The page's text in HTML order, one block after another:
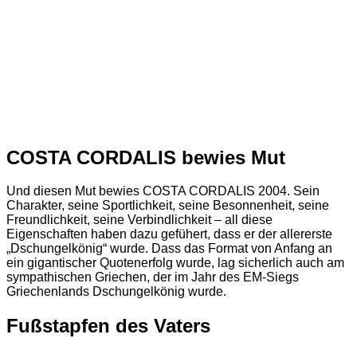
COSTA CORDALIS bewies Mut
Und diesen Mut bewies COSTA CORDALIS 2004. Sein
Charakter, seine Sportlichkeit, seine Besonnenheit, seine
Freundlichkeit, seine Verbindlichkeit – all diese
Eigenschaften haben dazu gefühert, dass er der allererste
„Dschungelkönig“ wurde. Dass das Format von Anfang an
ein gigantischer Quotenerfolg wurde, lag sicherlich auch am
sympathischen Griechen, der im Jahr des EM-Siegs
Griechenlands Dschungelkönig wurde.
Fußstapfen des Vaters